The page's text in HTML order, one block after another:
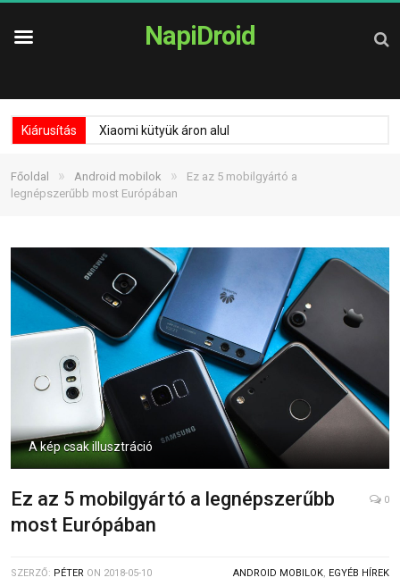
NapiDroid
Kiárusítás Xiaomi kütyük áron alul
Főoldal » Android mobilok »
Ez az 5 mobilgyártó a
legnépszerűbb most Európában
A kép csak illusztráció
Ez az 5 mobilgyártó a legnépszerűbb
most Európában
0
SZERZŐ: PÉTER ON 2018-05-10 ANDROID MOBILOK, EGYÉB HÍREK